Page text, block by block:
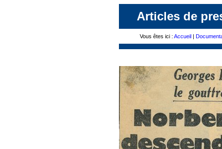
Articles de
Vous êtes ici : Accueil |